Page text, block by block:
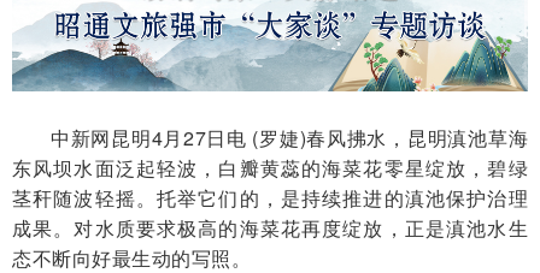
中新网昆明4月27日电 (罗婕)春风拂水，昆明滇池草海
东风坝水面泛起轻波，白瓣黄蕊的海菜花零星绽放，碧绿
茎秆随波轻摇。托举它们的，是持续推进的滇池保护治理
成果。对水质要求极高的海菜花再度绽放，正是滇池水生
态不断向好最生动的写照。